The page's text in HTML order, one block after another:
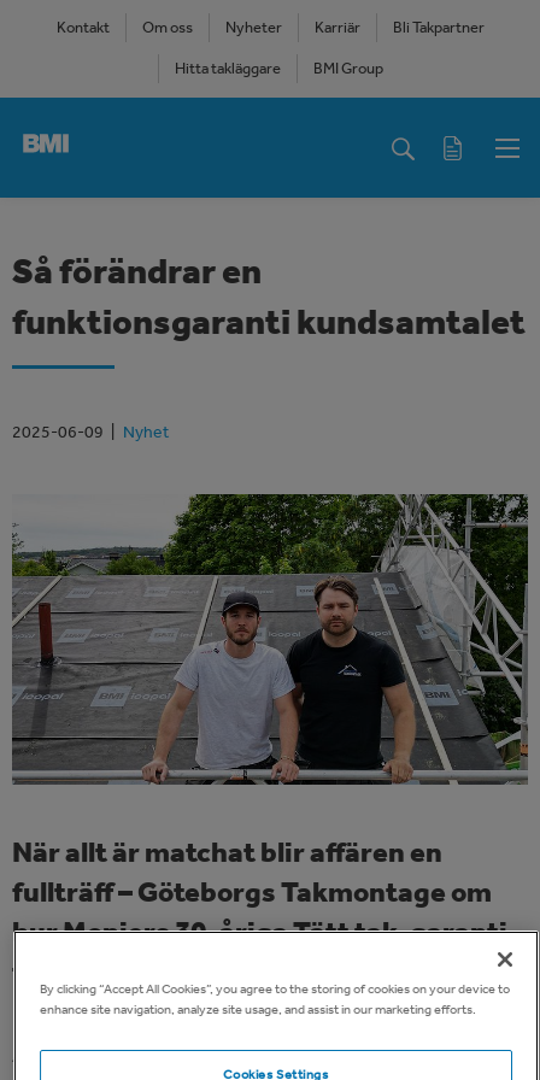
content
Kontakt Om oss Nyheter Karriär Bli Takpartner
Hitta takläggare BMI Group
navigation
Så förändrar en
funktionsgaranti kundsamtalet
2025-06-09 Nyhet
När allt är matchat blir affären en
fullträff – Göteborgs Takmontage om
hur Moniers 30-åriga Tätt tak-garanti
transformerar säljprocessen
Att ge kunder trygghet och skydd är vardag för takläggare.
By clicking “Accept All Cookies”, you agree to the storing of cookies on your device to
enhance site navigation, analyze site usage, and assist in our marketing efforts.
Cookies Settings